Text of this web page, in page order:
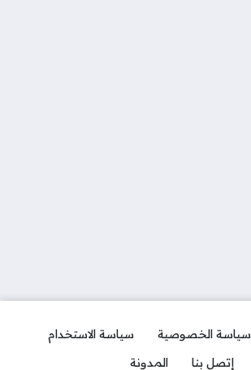
سياسة الخصوصية
سياسة الاستخدام
إتصل بنا
المدونة